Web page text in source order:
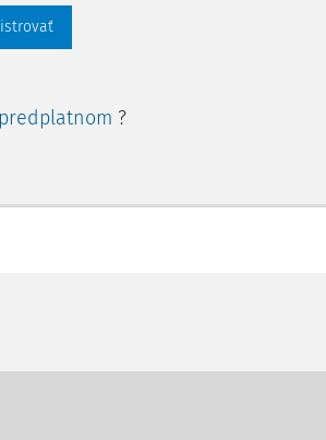
predplatnom ?